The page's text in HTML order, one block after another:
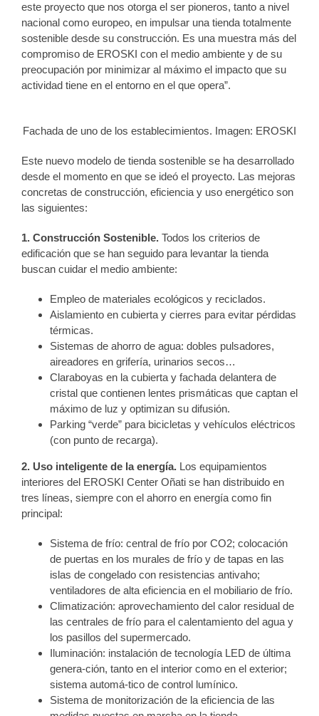
este proyecto que nos otorga el ser pioneros, tanto a nivel
nacional como europeo, en impulsar una tienda totalmente
sostenible desde su construcción. Es una muestra más del
compromiso de EROSKI con el medio ambiente y de su
preocupación por minimizar al máximo el impacto que su
actividad tiene en el entorno en el que opera”.
Fachada de uno de los establecimientos. Imagen: EROSKI
Este nuevo modelo de tienda sostenible se ha desarrollado
desde el momento en que se ideó el proyecto. Las mejoras
concretas de construcción, eficiencia y uso energético son
las siguientes:
1. Construcción Sostenible. Todos los criterios de
edificación que se han seguido para levantar la tienda
buscan cuidar el medio ambiente:
Empleo de materiales ecológicos y reciclados.
Aislamiento en cubierta y cierres para evitar pérdidas
térmicas.
Sistemas de ahorro de agua: dobles pulsadores,
aireadores en grifería, urinarios secos…
Claraboyas en la cubierta y fachada delantera de
cristal que contienen lentes prismáticas que captan el
máximo de luz y optimizan su difusión.
Parking “verde” para bicicletas y vehículos eléctricos
(con punto de recarga).
2. Uso inteligente de la energía. Los equipamientos
interiores del EROSKI Center Oñati se han distribuido en
tres líneas, siempre con el ahorro en energía como fin
principal:
Sistema de frío: central de frío por CO2; colocación
de puertas en los murales de frío y de tapas en las
islas de congelado con resistencias antivaho;
ventiladores de alta eficiencia en el mobiliario de frío.
Climatización: aprovechamiento del calor residual de
las centrales de frío para el calentamiento del agua y
los pasillos del supermercado.
Iluminación: instalación de tecnología LED de última
genera-ción, tanto en el interior como en el exterior;
sistema automá-tico de control lumínico.
Sistema de monitorización de la eficiencia de las